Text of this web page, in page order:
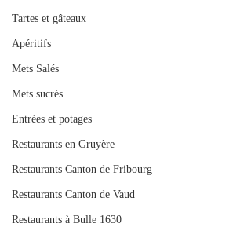
Tartes et gâteaux
Apéritifs
Mets Salés
Mets sucrés
Entrées et potages
Restaurants en Gruyère
Restaurants Canton de Fribourg
Restaurants Canton de Vaud
Restaurants à Bulle 1630